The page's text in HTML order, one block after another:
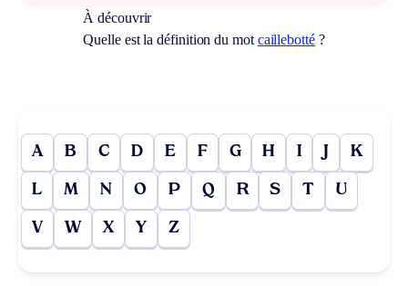
À découvrir
Quelle est la définition du mot caillebotté?
A B C D E F G H I J K
L M N O P Q R S T U
V W X Y Z